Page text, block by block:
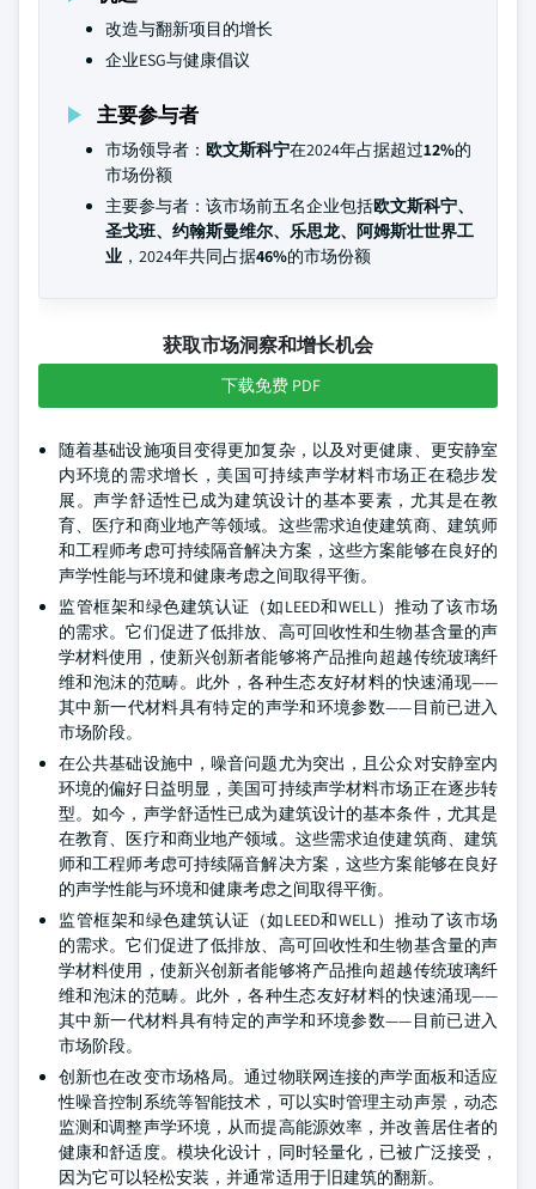
改造与翻新项目的增长
企业ESG与健康倡议
主要参与者
市场领导者： 欧文斯科宁在2024年占据超过12%的
市场份额
主要参与者：该市场前五名企业包括欧文斯科宁、
圣戈班、约翰斯曼维尔、乐思龙、阿姆斯壮世界工
业 ，2024年共同占据46%的市场份额
获取市场洞察和增长机会
下载免费 PDF
随着基础设施项目变得更加复杂，以及对更健康、更安静室
内环境的需求增长，美国可持续声学材料市场正在稳步发
展。声学舒适性已成为建筑设计的基本要素，尤其是在教
育、医疗和商业地产等领域。这些需求迫使建筑商、建筑师
和工程师考虑可持续隔音解决方案，这些方案能够在良好的
声学性能与环境和健康考虑之间取得平衡。
监管框架和绿色建筑认证（如LEED和WELL）推动了该市场
的需求。它们促进了低排放、高可回收性和生物基含量的声
学材料使用，使新兴创新者能够将产品推向超越传统玻璃纤
维和泡沫的范畴。此外，各种生态友好材料的快速涌现——
其中新一代材料具有特定的声学和环境参数——目前已进入
市场阶段。
在公共基础设施中，噪音问题尤为突出，且公众对安静室内
环境的偏好日益明显，美国可持续声学材料市场正在逐步转
型。如今，声学舒适性已成为建筑设计的基本条件，尤其是
在教育、医疗和商业地产领域。这些需求迫使建筑商、建筑
师和工程师考虑可持续隔音解决方案，这些方案能够在良好
的声学性能与环境和健康考虑之间取得平衡。
监管框架和绿色建筑认证（如LEED和WELL）推动了该市场
的需求。它们促进了低排放、高可回收性和生物基含量的声
学材料使用，使新兴创新者能够将产品推向超越传统玻璃纤
维和泡沫的范畴。此外，各种生态友好材料的快速涌现——
其中新一代材料具有特定的声学和环境参数——目前已进入
市场阶段。
创新也在改变市场格局。通过物联网连接的声学面板和适应
性噪音控制系统等智能技术，可以实时管理主动声景，动态
监测和调整声学环境，从而提高能源效率，并改善居住者的
健康和舒适度。模块化设计，同时轻量化，已被广泛接受，
因为它可以轻松安装，并通常适用于旧建筑的翻新。